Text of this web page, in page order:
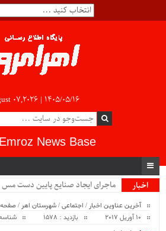
07,2026 | ۱۴۰۵/۰۵/۱۶
News Base
اخبار
ماجرای ایجاد صنایع پایین دست مس
آخرین عناوین اخبار / اجتماعی/شهرستان اهر /
بازدید : 1578 شناسه